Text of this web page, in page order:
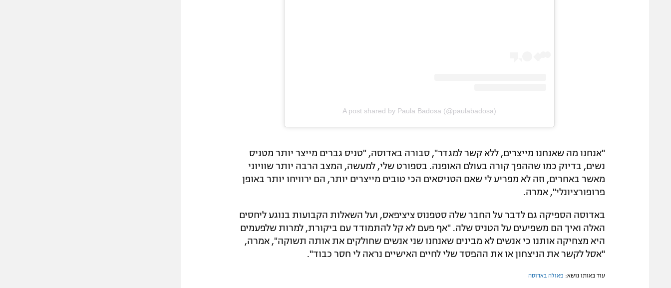
A post shared by Paula Badosa (@paulabadosa)
"אנחנו מה שאנחנו מייצרים, ללא קשר למגדר", סבורה באדוסה, "טניס גברים מייצר יותר מטניס
נשים, בדיוק כמו שההפך קורה בעולם האופנה. בספורט שלי, למעשה, המצב הרבה יותר שוויוני
מאשר באחרים, וזה לא מפריע לי שאם הטניסאים הכי טובים מייצרים יותר, הם ירוויחו יותר באופן
פרופורציונלי", אמרה.
באדוסה הספיקה גם לדבר על החבר שלה סטפנוס ציציפאס, ועל השאלות הקבועות בנוגע ליחסים
האלה ואיך הם משפיעים על הטניס שלה. "אף פעם לא קל להתמודד עם ביקורת, למרות שלפעמים
היא מצחיקה אותנו כי אנשים לא מבינים שאנחנו שני אנשים שחולקים את אותה תשוקה", אמרה,
"אסל לקשר את הניצחון או את ההפסד שלי לחיים האישיים נראה לי חסר כבוד".
עוד באותו נושא: פאולה באדוסה